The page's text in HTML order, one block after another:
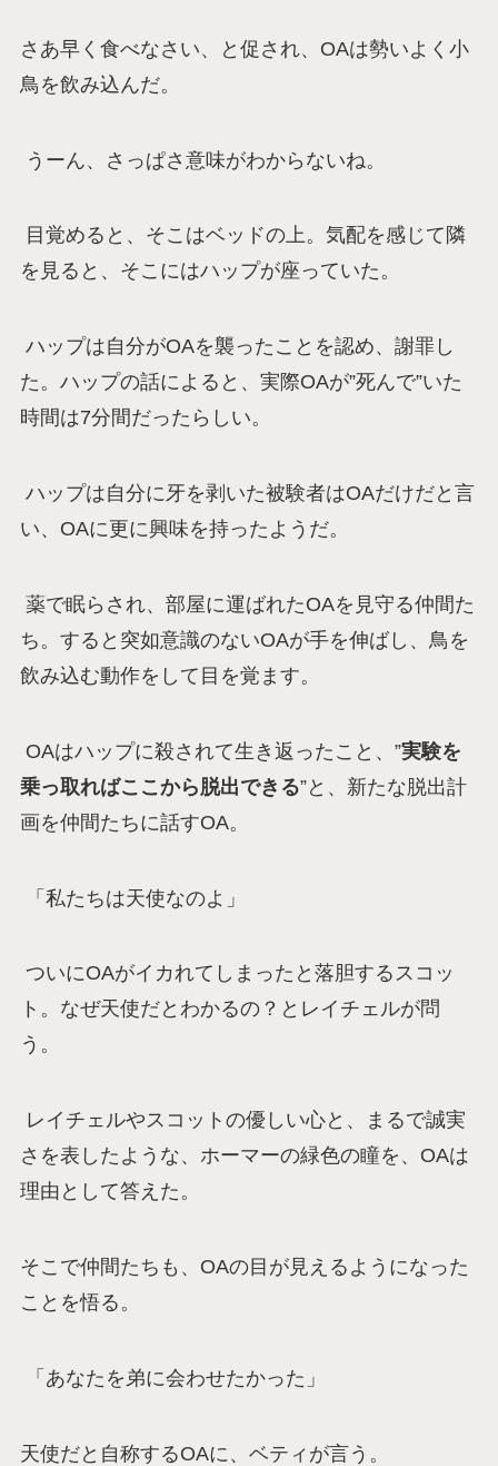
さあ早く食べなさい、と促され、OAは勢いよく小
鳥を飲み込んだ。
うーん、さっぱさ意味がわからないね。
目覚めると、そこはベッドの上。気配を感じて隣
を見ると、そこにはハップが座っていた。
ハップは自分がOAを襲ったことを認め、謝罪し
た。ハップの話によると、実際OAが”死んで”いた
時間は7分間だったらしい。
ハップは自分に牙を剥いた被験者はOAだけだと言
い、OAに更に興味を持ったようだ。
薬で眠らされ、部屋に運ばれたOAを見守る仲間た
ち。すると突如意識のないOAが手を伸ばし、鳥を
飲み込む動作をして目を覚ます。
OAはハップに殺されて生き返ったこと、”実験を
乗っ取ればここから脱出できる”と、新たな脱出計
画を仲間たちに話すOA。
「私たちは天使なのよ」
ついにOAがイカれてしまったと落胆するスコッ
ト。なぜ天使だとわかるの？とレイチェルが問
う。
レイチェルやスコットの優しい心と、まるで誠実
さを表したような、ホーマーの緑色の瞳を、OAは
理由として答えた。
そこで仲間たちも、OAの目が見えるようになった
ことを悟る。
「あなたを弟に会わせたかった」
天使だと自称するOAに、ベティが言う。